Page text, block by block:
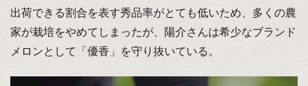
出荷できる割合を表す秀品率がとても低いため、多くの農
家が栽培をやめてしまったが、陽介さんは希少なブランド
メロンとして「優香」を守り抜いている。